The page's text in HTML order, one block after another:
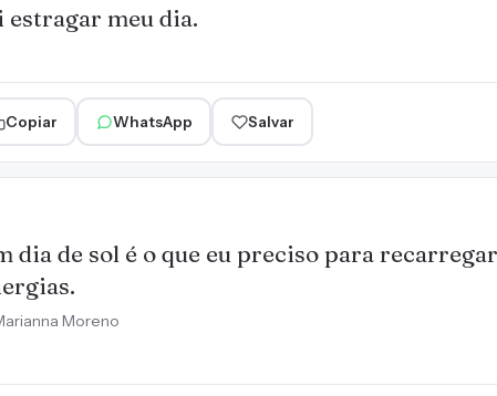
meu dia.
Copiar WhatsApp Salvar
dia de sol é o que eu preciso para
Moreno